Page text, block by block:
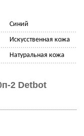
Синий
Искусственная кожа
Натуральная кожа
2 Detbot